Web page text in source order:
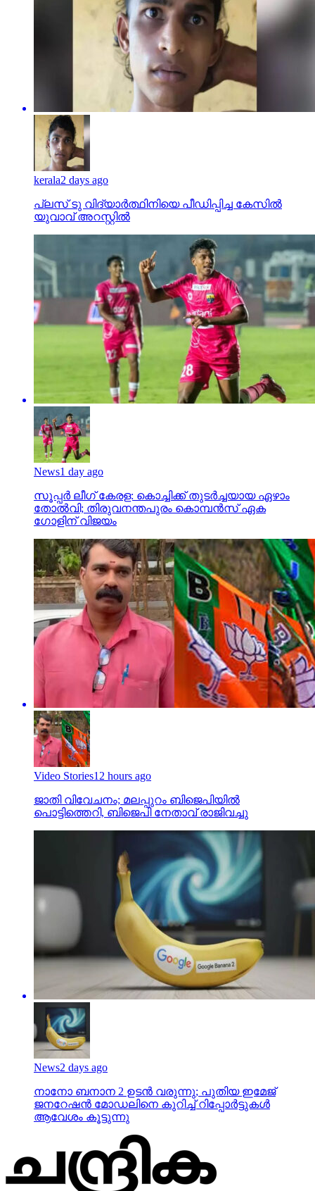
kerala2 days ago
പ്ലസ് ടു വിദ്യാര്‍ത്ഥിനിയെ പീഡിപ്പിച്ച കേസില്‍
യുവാവ് അറസ്റ്റില്‍
News1 day ago
സൂപ്പര്‍ ലീഗ് കേരള: കൊച്ചിക്ക് തുടര്‍ച്ചയായ ഏഴാം
തോല്‍വി; തിരുവനന്തപുരം കൊമ്പന്‍സ് ഏക
ഗോളിന് വിജയം
Video Stories12 hours ago
ജാതി വിവേചനം; മലപ്പുറം ബിജെപിയില്‍
പൊട്ടിത്തെറി, ബിജെപി നേതാവ് രാജിവച്ചു
News2 days ago
നാനോ ബനാന 2 ഉടന്‍ വരുന്നു; പുതിയ ഇമേജ്
ജനറേഷന്‍ മോഡലിനെ കുറിച്ച് റിപ്പോര്‍ട്ടുകള്‍
ആവേശം കൂട്ടുന്നു